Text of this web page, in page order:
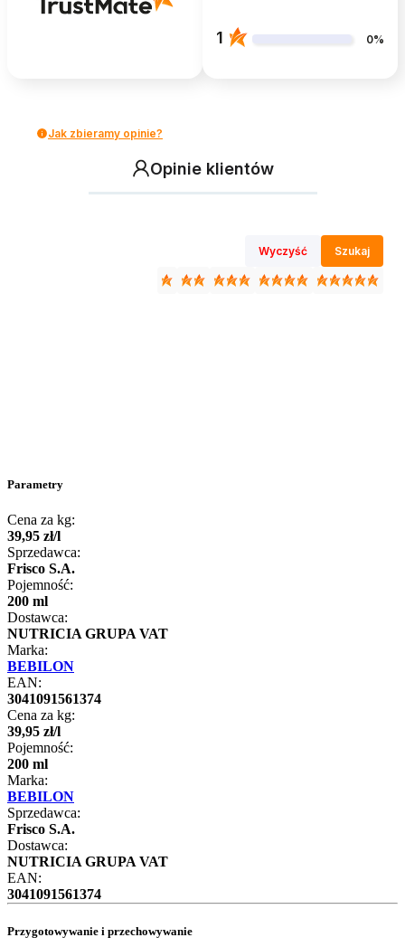
1 0%
Jak zbieramy opinie?
Opinie klientów
Wyczyść Szukaj
Parametry
Cena za kg:
39,95 zł/l
Sprzedawca:
Frisco S.A.
Pojemność:
200 ml
Dostawca:
NUTRICIA GRUPA VAT
Marka:
BEBILON
EAN:
3041091561374
Cena za kg:
39,95 zł/l
Pojemność:
200 ml
Marka:
BEBILON
Sprzedawca:
Frisco S.A.
Dostawca:
NUTRICIA GRUPA VAT
EAN:
3041091561374
Przygotowywanie i przechowywanie